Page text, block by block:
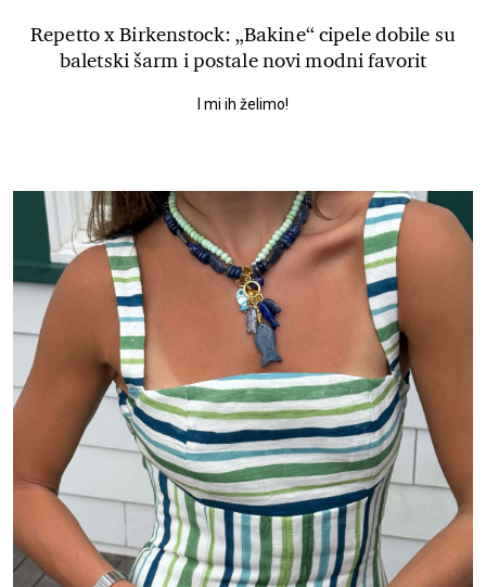
Repetto x Birkenstock: „Bakine“ cipele dobile su
baletski šarm i postale novi modni favorit
I mi ih želimo!